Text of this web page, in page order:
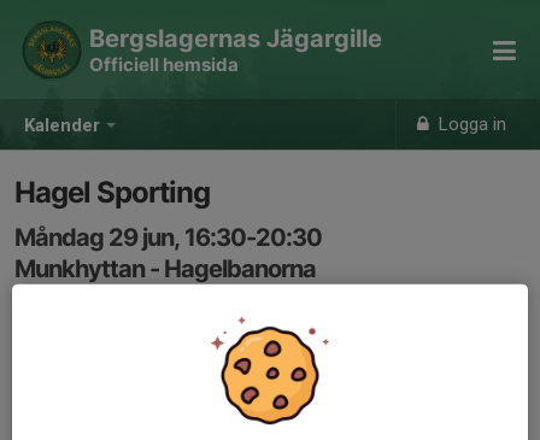
Kalender Logga in
Bergslagernas Jägargille
Officiell hemsida
Hagel Sporting
Måndag 29 jun, 16:30-20:30
Munkhyttan - Hagelbanorna
Vi hjälps åt att öppna och stänga kastare. Är du ovan så
säg till så visar vi hur det går till.